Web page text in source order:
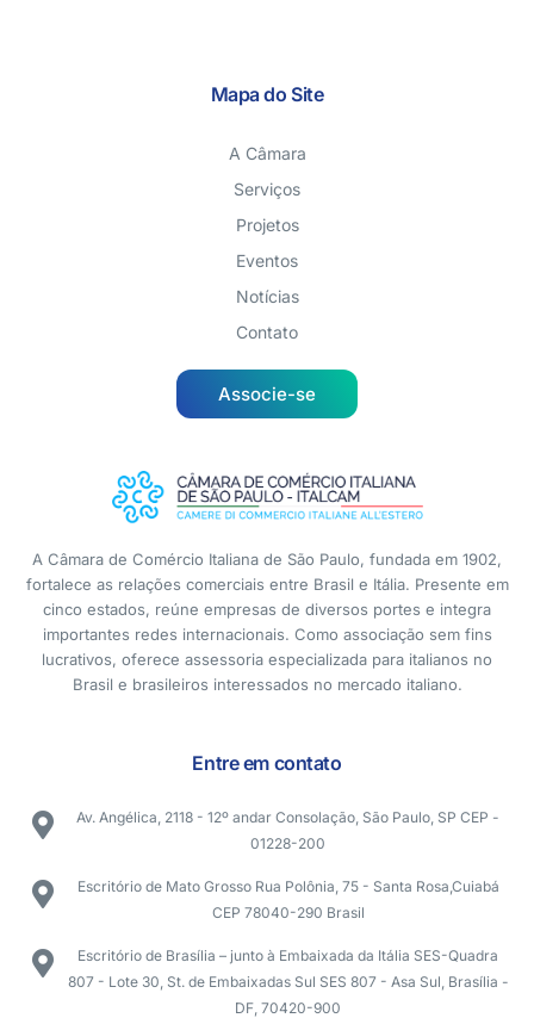
Mapa do Site
A Câmara
Serviços
Projetos
Eventos
Notícias
Contato
Associe-se
A Câmara de Comércio Italiana de São Paulo, fundada em 1902,
fortalece as relações comerciais entre Brasil e Itália. Presente em
cinco estados, reúne empresas de diversos portes e integra
importantes redes internacionais. Como associação sem fins
lucrativos, oferece assessoria especializada para italianos no
Brasil e brasileiros interessados no mercado italiano.
Entre em contato
Av. Angélica, 2118 - 12º andar Consolação, São Paulo, SP CEP -
01228-200
Escritório de Mato Grosso Rua Polônia, 75 - Santa Rosa,Cuiabá
CEP 78040-290 Brasil
Escritório de Brasília – junto à Embaixada da Itália SES-Quadra
807 - Lote 30, St. de Embaixadas Sul SES 807 - Asa Sul, Brasília -
DF, 70420-900